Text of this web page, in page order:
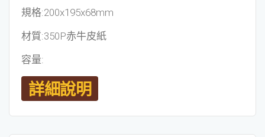
規格:200x195x68mm
材質:350P赤牛皮紙
容量:
詳細說明